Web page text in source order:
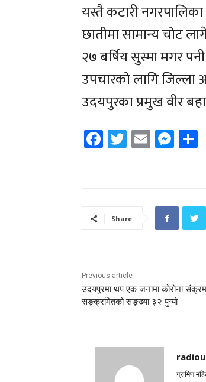
यस्तै कटारी
छातीमा सामान्य चोट
२७ बर्षिय सुस्मा मगर
उपचारको लागि जिल्ला
उदयपुरका प्रमुख वीर
Facebook
Twitter
Email
Share
Previous article
उदयपुरमा थप एक जनामा कोरोना
सङ्क्रमितको सङ्ख्या ३२ पुग्यो
ग्रामिण